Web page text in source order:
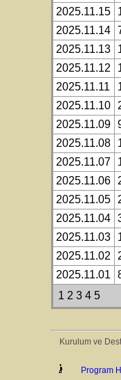
2025.11.15
2025.11.14
2025.11.13
2025.11.12
2025.11.11
2025.11.10
2025.11.09
2025.11.08
2025.11.07
2025.11.06
2025.11.05
2025.11.04
2025.11.03
2025.11.02
2025.11.01
1 2 3 4 5
Kurulum ve
Program